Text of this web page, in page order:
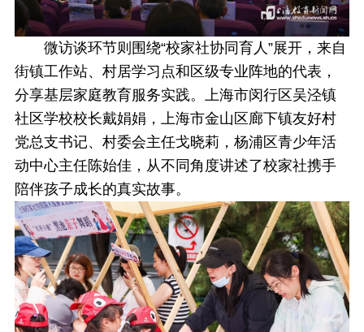
微访谈环节则围绕“校家社协同育人”展开，来自
街镇工作站、村居学习点和区级专业阵地的代表，
分享基层家庭教育服务实践。上海市闵行区吴泾镇
社区学校校长戴娟娟，上海市金山区廊下镇友好村
党总支书记、村委会主任戈晓莉，杨浦区青少年活
动中心主任陈始佳，从不同角度讲述了校家社携手
陪伴孩子成长的真实故事。